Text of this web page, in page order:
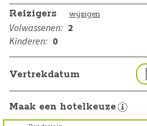
Reizigers wijzigen
Volwassenen: 2
Kinderen: 0
Vertrekdatum
Maak een hotelkeuze